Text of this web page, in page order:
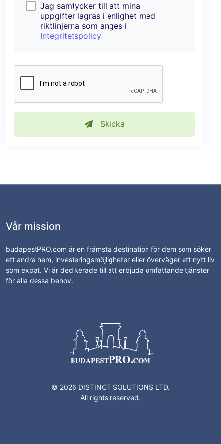
Jag samtycker till att mina
uppgifter lagras i enlighet med
riktlinjerna som anges i
Integritetspolicy
Skicka
Vår mission
budapestPRO.com är en främsta destination för dem som söker
ett andra hem, investeringsmöjligheter eller överväger ett nytt liv
som expat. Vi är dedikerade till att erbjuda omfattande tjänster
för alla dessa behov.
© 2026 DISTINCT SOLUTIONS LTD.
All rights reserved.